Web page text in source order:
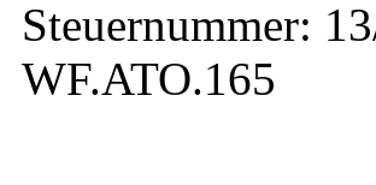
Steuernummer:
WF.ATO.165